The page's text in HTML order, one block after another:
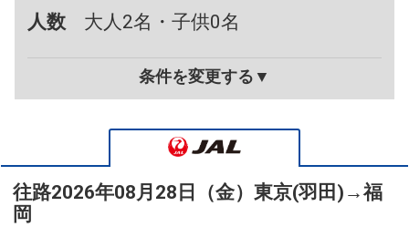
人数
大人2名・子供0名
条件を変更する▼
往路2026年08月28日（金） 東京(羽田) →福
岡